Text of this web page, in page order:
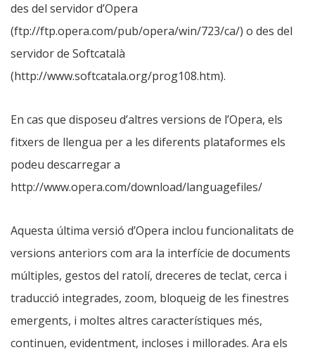
des del servidor d’Opera
(ftp://ftp.opera.com/pub/opera/win/723/ca/) o des del
servidor de Softcatalà
(http://www.softcatala.org/prog108.htm).
En cas que disposeu d’altres versions de l’Opera, els
fitxers de llengua per a les diferents plataformes els
podeu descarregar a
http://www.opera.com/download/languagefiles/
Aquesta última versió d’Opera inclou funcionalitats de
versions anteriors com ara la interfície de documents
múltiples, gestos del ratolí, dreceres de teclat, cerca i
traducció integrades, zoom, bloqueig de les finestres
emergents, i moltes altres característiques més,
continuen, evidentment, incloses i millorades. Ara els